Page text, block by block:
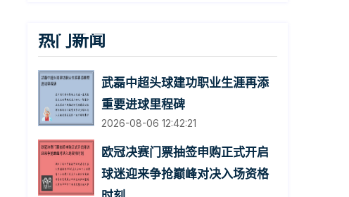
热门新闻
武磊中超头球建功职业生涯再添
重要进球里程碑
2026-08-06 12:42:21
欧冠决赛门票抽签申购正式开启
球迷迎来争抢巅峰对决入场资格